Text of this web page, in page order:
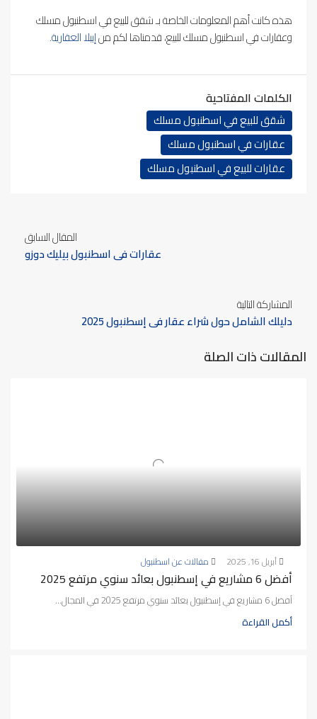
هذه كانت أهم المعلومات الخاصة بـ شقق للبيع في اسطنبول مسلك
وعقارات في اسطنبول مسلك للبيع، قدمناها لكم منإيبلا العقارية.
الكلمات المفتاحية
شقق للبيع في اسطنبول مسلك
عقارات في اسطنبول مسلك
عقارات للبيع في اسطنبول مسلك
المقال السابق
عقارات في اسطنبول بيليك دوزو
المشاركة التالية
دليلك الشامل حول شراء عقار في إسطنبول 2025
المقالات ذات الصلة
أبريل 16, 2025 مقالات عن اسطنبول
أفضل 6 مشاريع في إسطنبول بعائد سنوي مرتفع 2025
أفضل 6 مشاريع في إسطنبول بعائد سنوي مرتفع 2025 في المجال...
أكمل القراءة